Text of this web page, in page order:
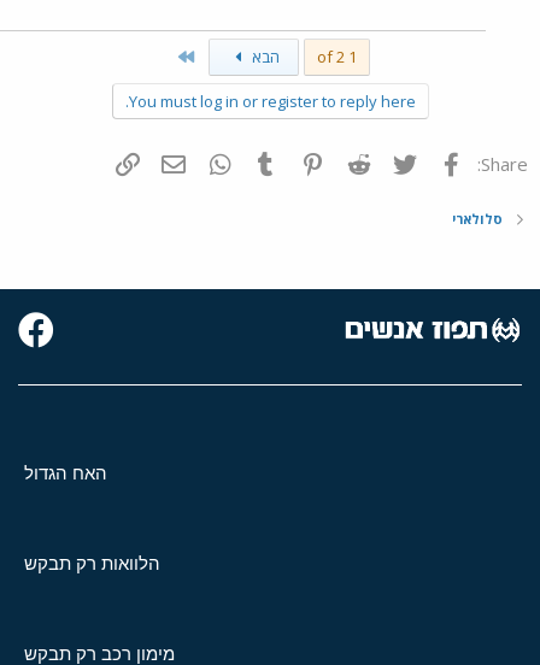
1 of 2 הבא
You must log in or register to reply here.
Share: פייסבוק Twitter
Reddit
Pinterest
Tumblr
WhatsAppדואר אלקטרוני
סלולארי
האח הגדול
הלוואות רק תבקש
מימון רכב רק תבקש